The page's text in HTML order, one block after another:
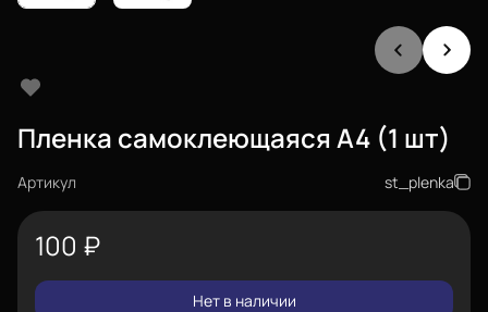
Пленка самоклеющаяся A4 (1 шт)
Артикул st_plenka
100 ₽
Нет в наличии